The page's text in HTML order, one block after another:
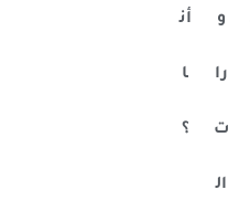
و
را
ت
ال
أن
ا
؟